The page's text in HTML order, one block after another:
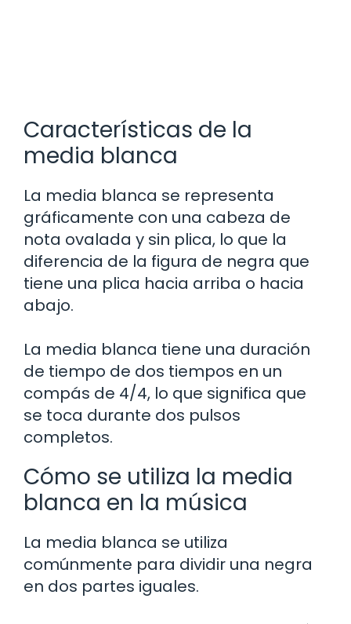
Características de la
media blanca
La media blanca se representa
gráficamente con una cabeza de
nota ovalada y sin plica, lo que la
diferencia de la figura de negra que
tiene una plica hacia arriba o hacia
abajo.
La media blanca tiene una duración
de tiempo de dos tiempos en un
compás de 4/4, lo que significa que
se toca durante dos pulsos
completos.
Cómo se utiliza la media
blanca en la música
La media blanca se utiliza
comúnmente para dividir una negra
en dos partes iguales.